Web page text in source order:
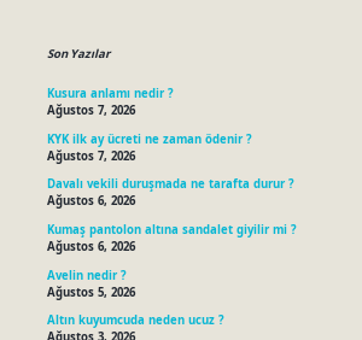
Son Yazılar
Kusura anlamı nedir ?
Ağustos 7, 2026
KYK ilk ay ücreti ne zaman ödenir ?
Ağustos 7, 2026
Davalı vekili duruşmada ne tarafta durur ?
Ağustos 6, 2026
Kumaş pantolon altına sandalet giyilir mi ?
Ağustos 6, 2026
Avelin nedir ?
Ağustos 5, 2026
Altın kuyumcuda neden ucuz ?